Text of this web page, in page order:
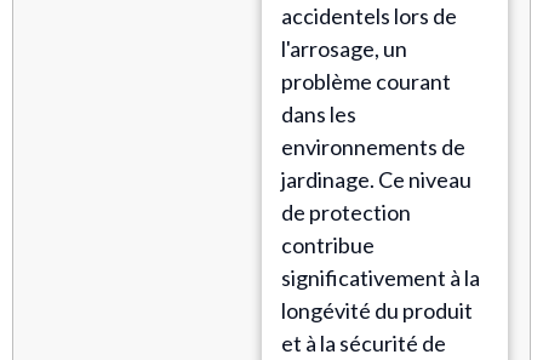
accidentels lors de
l'arrosage, un
problème courant
dans les
environnements de
jardinage. Ce niveau
de protection
contribue
significativement à la
longévité du produit
et à la sécurité de